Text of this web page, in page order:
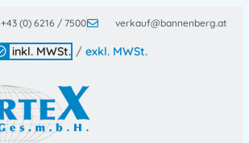
+43 (0) 6216 / 7500 verkauf@bannenberg.at
inkl. MWSt. / exkl. MWSt.